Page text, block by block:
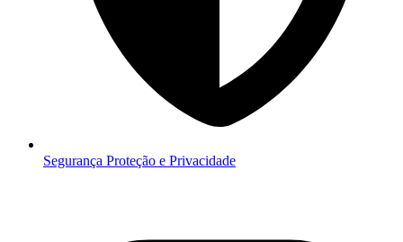
Segurança Proteção e Privacidade